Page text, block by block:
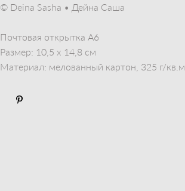
© Deina Sasha • Дейна Саша
Почтовая открытка А6
Размер: 10,5 x 14,8 см
Материал: мелованный картон, 325 г/кв.м